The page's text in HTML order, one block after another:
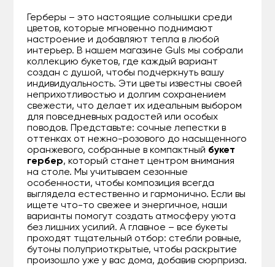
Герберы – это настоящие солнышки среди
цветов, которые мгновенно поднимают
настроение и добавляют тепла в любой
интерьер. В нашем магазине Guls мы собрали
коллекцию букетов, где каждый вариант
создан с душой, чтобы подчеркнуть вашу
индивидуальность. Эти цветы известны своей
неприхотливостью и долгим сохранением
свежести, что делает их идеальным выбором
для повседневных радостей или особых
поводов. Представьте: сочные лепестки в
оттенках от нежно-розового до насыщенного
оранжевого, собранные в компактный букет
гербер, который станет центром внимания
на столе. Мы учитываем сезонные
особенности, чтобы композиция всегда
выглядела естественно и гармонично. Если вы
ищете что-то свежее и энергичное, наши
варианты помогут создать атмосферу уюта
без лишних усилий. А главное – все букеты
проходят тщательный отбор: стебли ровные,
бутоны полуприоткрытые, чтобы раскрытие
произошло уже у вас дома, добавив сюрприза.